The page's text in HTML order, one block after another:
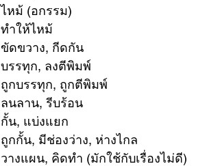
40		焦げる		こげる		ไหม้ (อกรรม)
40 (他)	焦がす		こがす		ทำให้ไหม้
41		妨げる		さまたげる	ขัดขวาง, กีดกัน
42		載せる		のせる		บรรทุก, ลงตีพิมพ์
42 (自)	載る			のる			ถูกบรรทุก, ถูกตีพิมพ์
43		慌てる		あわてる		ลนลาน, รีบร้อน
44		隔てる		へだてる		กั้น, แบ่งแยก
44 (自)	隔たる		へだたる		ถูกกั้น, มีช่องว่าง, ห่างไกล
45		企てる		くわだてる	วางแผน, คิดทำ (มักใช้กับเรื่องไม่ดี)